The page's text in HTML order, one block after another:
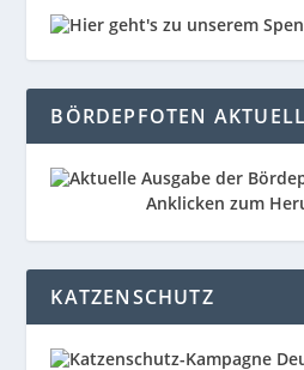
BÖRDEPFOTEN AKTUELL
Anklicken zum
KATZENSCHUTZ